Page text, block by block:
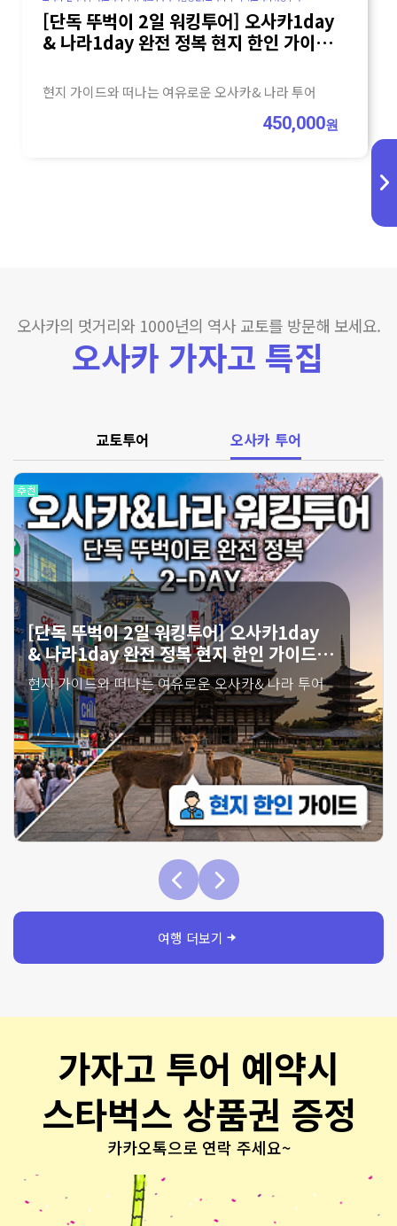
[단독 뚜벅이 2일 워킹투어] 오사카1day
& 나라1day 완전 정복 현지 한인 가이드
현지 가이드와 떠나는 여유로운 오사카& 나라 투어
450,000원
[반나절 뚜벅이투어] 오사카 핵심 워킹투어
｜소규모 한인 가이드｜주유패스 추천
단 5시간 만에 오사카 정복! 자격증 보유 가이드와
함께 주유패스로 알차게 즐기는 실속 만점 소규모
워킹투어